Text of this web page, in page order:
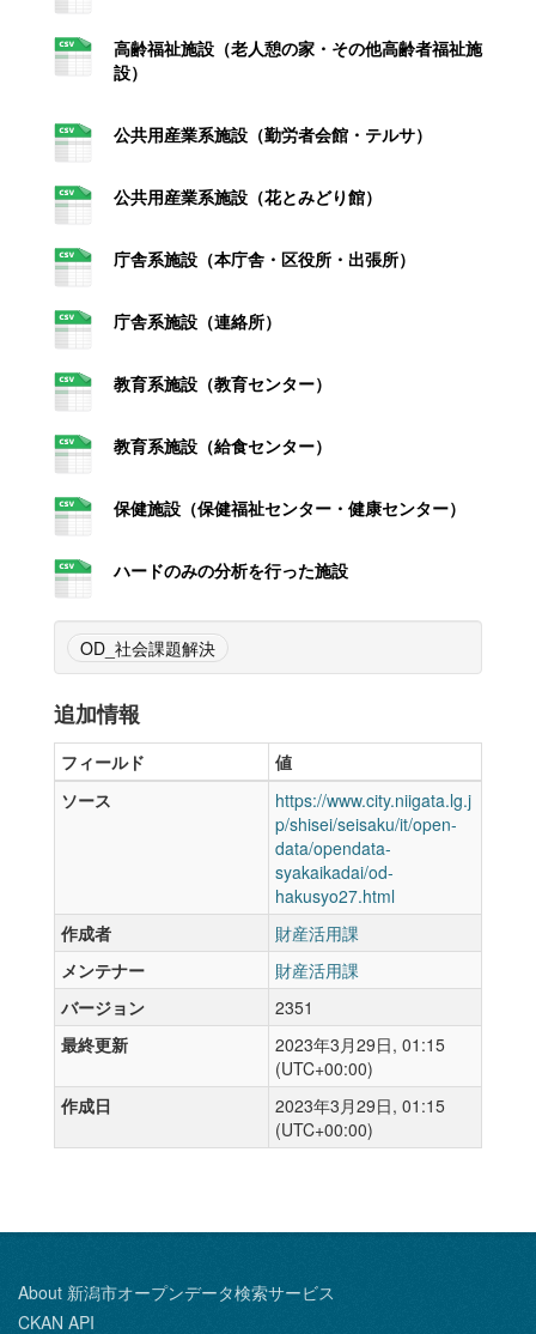
高齢福祉施設（老人憩の家・その他高齢者福祉施
設）
公共用産業系施設（勤労者会館・テルサ）
公共用産業系施設（花とみどり館）
庁舎系施設（本庁舎・区役所・出張所）
庁舎系施設（連絡所）
教育系施設（教育センター）
教育系施設（給食センター）
保健施設（保健福祉センター・健康センター）
ハードのみの分析を行った施設
OD_社会課題解決
追加情報
フィールド
値
ソース
https://www.city.niigata.lg.j
p/shisei/seisaku/it/open-
data/opendata-
syakaikadai/od-
hakusyo27.html
作成者
財産活用課
メンテナー
財産活用課
バージョン
2351
最終更新
2023年3月29日, 01:15
(UTC+00:00)
作成日
2023年3月29日, 01:15
(UTC+00:00)
About 新潟市オープンデータ検索サービス
CKAN API